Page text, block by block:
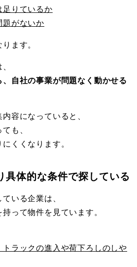
足りているか
題がないか
ます。
自社の事業が問題なく動かせる
容になっていると、
も、
くくなります。
具体的な条件で探している
いる企業は、
って物件を見ています。
ラックの進入や荷下ろしのしや